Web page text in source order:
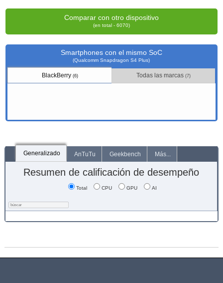
Comparar con otro dispositivo
(en total - 6070)
Smartphones con el mismo SoC
(Qualcomm Snapdragon S4 Plus)
BlackBerry (6) Todas las marcas(7)
Generalizado AnTuTu Geekbench Más...
Resumen de calificación de desempeño
Total CPU GPU AI